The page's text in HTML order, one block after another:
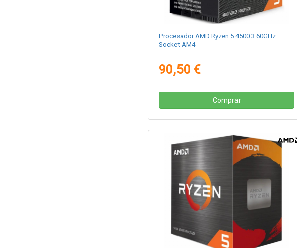
Procesador AMD Ryzen 5 4500 3.60GHz
Socket AM4
90,50 €
Comprar